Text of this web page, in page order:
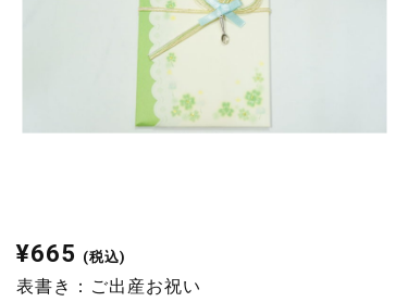
¥665 (税込)
表書き：ご出産お祝い